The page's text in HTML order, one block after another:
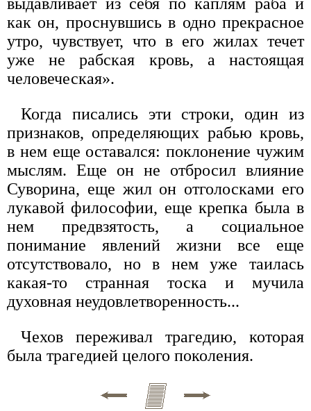
как он, проснувшись в одно прекрасное
утро, чувствует, что в его жилах течет
уже не рабская кровь, а настоящая
человеческая».
Когда писались эти строки, один из
признаков, определяющих рабью кровь,
в нем еще оставался: поклонение чужим
мыслям. Еще он не отбросил влияние
Суворина, еще жил он отголосками его
лукавой философии, еще крепка была в
нем предвзятость, а социальное
понимание явлений жизни все еще
отсутствовало, но в нем уже таилась
какая-то странная тоска и мучила
духовная неудовлетворенность...
Чехов переживал трагедию, которая
была трагедией целого поколения.